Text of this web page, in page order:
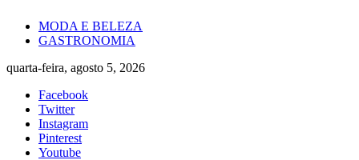
content
MODA E BELEZA
GASTRONOMIA
quarta-feira, agosto 5, 2026
Facebook
Twitter
Instagram
Pinterest
Youtube